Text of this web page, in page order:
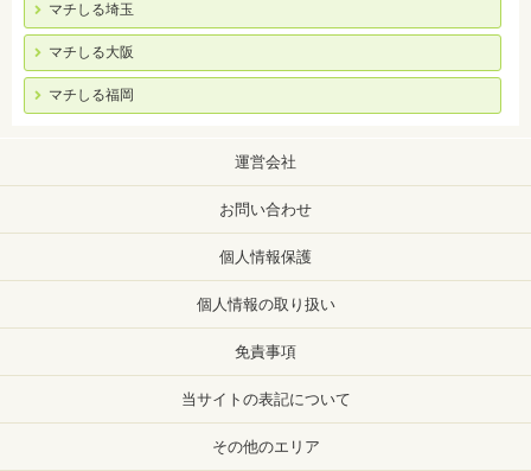
マチしる埼玉
マチしる大阪
マチしる福岡
運営会社
お問い合わせ
個人情報保護
個人情報の取り扱い
免責事項
当サイトの表記について
その他のエリア